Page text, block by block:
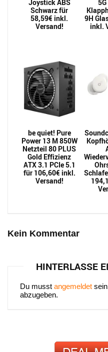
Joystick ABS
Schwarz für
58,59€ inkl.
Versand!
9H
inkl.
be quiet! Pure
Power 13 M 850W
Netzteil 80 PLUS
Gold Effizienz
ATX 3.1 PCIe 5.1
für 106,60€ inkl.
Versand!
Kein Kommentar
HINTERLASSE
Du musst angemeldet
abzugeben.